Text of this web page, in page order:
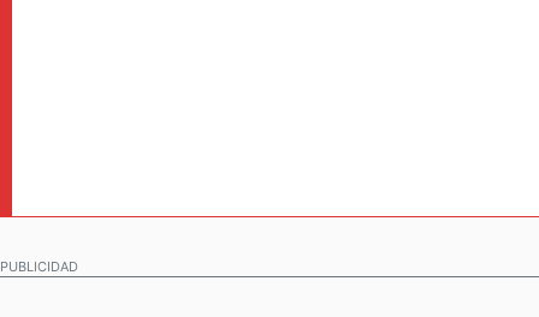
PUBLICIDAD